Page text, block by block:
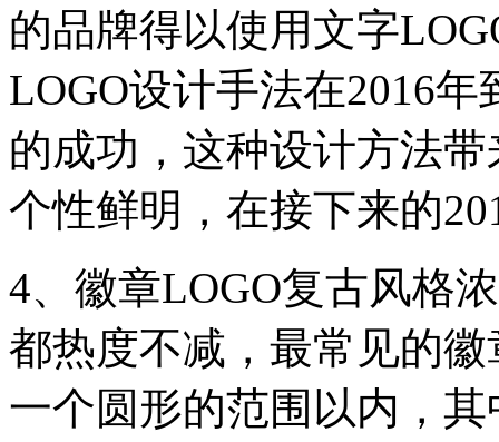
的品牌得以使用文字
LOGO设计手法在2016
的成功，这种设计方法
个性鲜明，在接下来的
4、徽章LOGO复古风格
都热度不减，最常见的
一个圆形的范围以内，